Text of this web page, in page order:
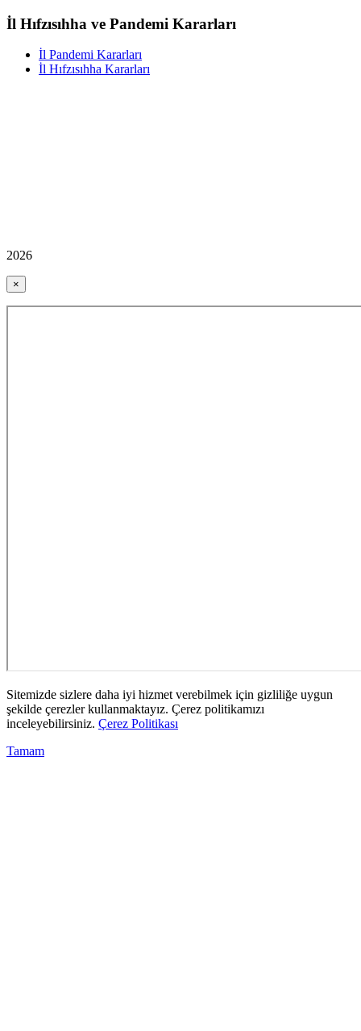
İl Hıfzısıhha ve Pandemi Kararları
İl Pandemi Kararları
İl Hıfzısıhha Kararları
2026
×
Sitemizde sizlere daha iyi hizmet verebilmek için gizliliğe uygun
şekilde çerezler kullanmaktayız. Çerez politikamızı
inceleyebilirsiniz. Çerez Politikası
Tamam